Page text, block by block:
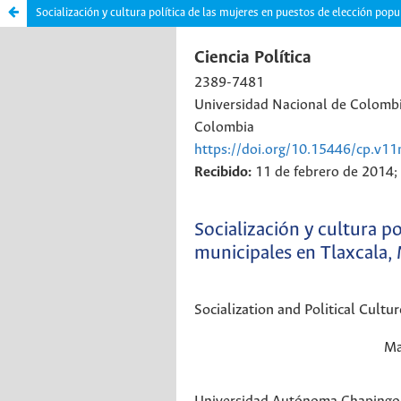
Socialización y cultura política de las mujeres en puestos de elección